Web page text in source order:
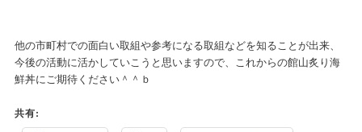
他の市町村での面白い取組や参考になる取組などを知ることが出来、
今後の活動に活かしていこうと思いますので、これからの館山炙り海
鮮丼にご期待ください＾＾ｂ
共有: